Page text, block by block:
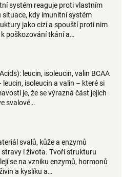
systém reaguje proti vlastním
kdy imunitní systém
jako cizí a spouští proti nim
poškozování tkání a…
leucin, isoleucin, valin BCAA
isoleucin a valin – které si
je, že se výrazná část jejich
svalové…
svalů, kůže a enzymů
i života. Tvoří strukturu
se na vzniku enzymů, hormonů
a kyslíku a…